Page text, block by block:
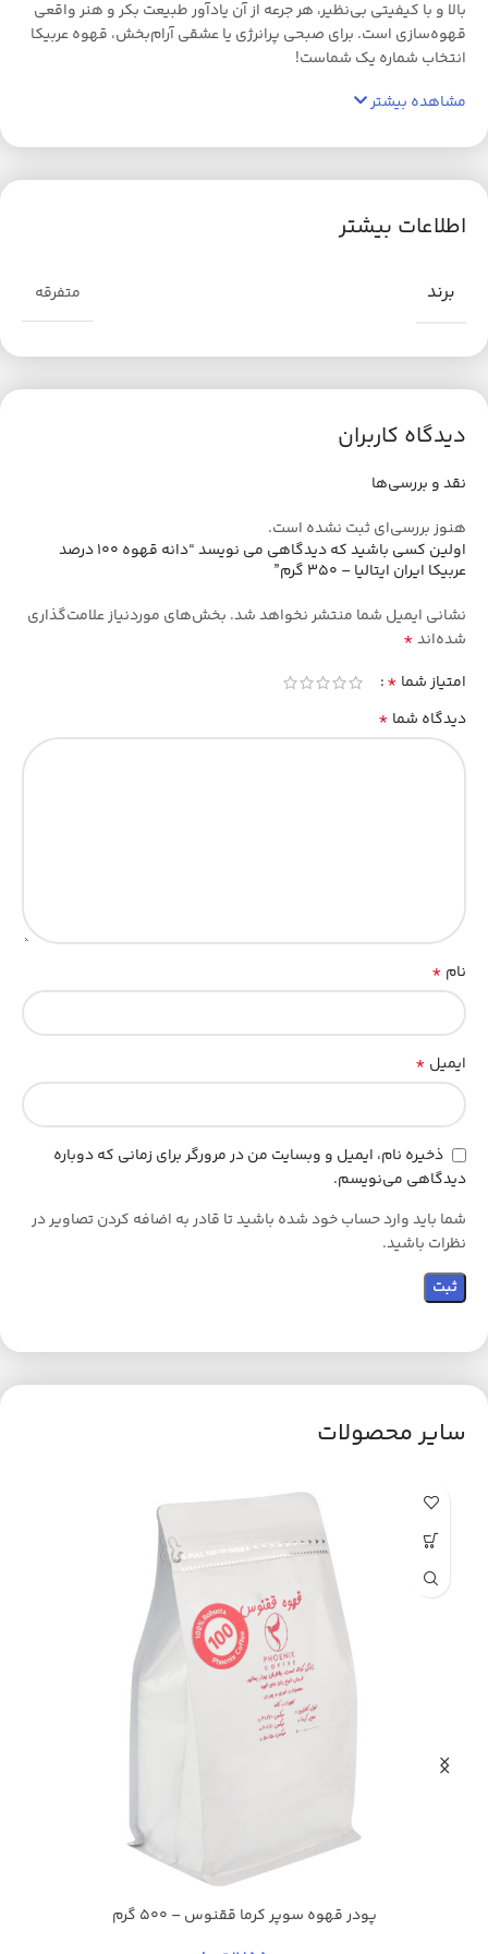
بالا و با کیفیتی بی‌نظیر، هر جرعه از آن یادآور طبیعت بکر و هنر واقعی
قهوه‌سازی است. برای صبحی پرانرژی یا عشقی آرام‌بخش، قهوه عربیکا
انتخاب شماره یک شماست!
مشاهده بیشتر
اطلاعات بیشتر
برند متفرقه
دیدگاه کاربران
نقد و بررسی‌ها
هنوز بررسی‌ای ثبت نشده است.
اولین کسی باشید که دیدگاهی می نویسد “دانه قهوه 100 درصد
عربیکا ایران ایتالیا – 350 گرم”
نشانی ایمیل شما منتشر نخواهد شد. بخش‌های موردنیاز علامت‌گذاری
شده‌اند*
امتیاز شما *
دیدگاه شما *
نام *
ایمیل *
ذخیره نام، ایمیل و وبسایت من در مرورگر برای زمانی که دوباره
دیدگاهی می‌نویسم.
شما باید وارد حساب خود شده باشید تا قادر به اضافه کردن تصاویر در
نظرات باشید.
سایر محصولات
پودر قهوه سوپر کرما ققنوس – 500 گرم